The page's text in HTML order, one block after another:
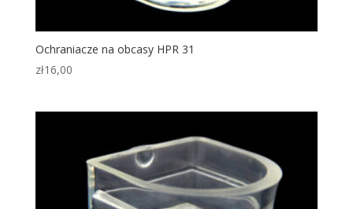
Ochraniacze na obcasy HPR 31
zł16,00